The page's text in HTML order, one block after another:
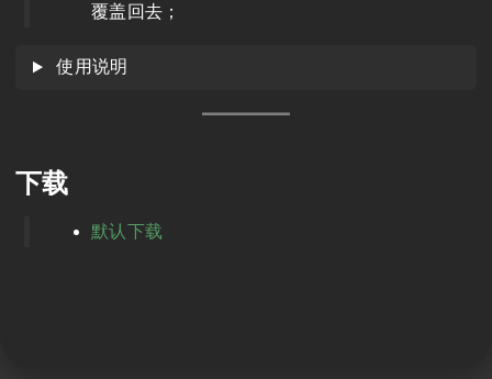
覆盖回去；
使用说明
下载
默认下载